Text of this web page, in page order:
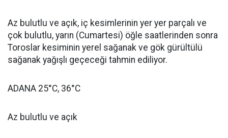
Az bulutlu ve açık, iç kesimlerinin yer yer parçalı ve
çok bulutlu, yarın (Cumartesi) öğle saatlerinden sonra
Toroslar kesiminin yerel sağanak ve gök gürültülü
sağanak yağışlı geçeceği tahmin ediliyor.
ADANA 25°C, 36°C
Az bulutlu ve açık